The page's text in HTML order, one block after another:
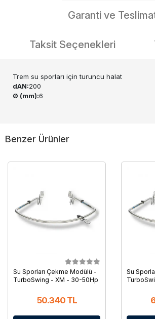
Garanti ve
Taksit Seçenekleri
Trem su sporları için turuncu halat
dAN:200
Ø (mm):6
Benzer Ürünler
Su Sporları Çekme Modülü -
TurboSwing - XM - 30-50Hp
50.340 TL
Su